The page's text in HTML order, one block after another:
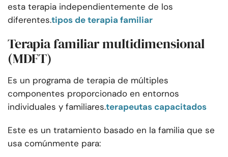
esta terapia independientemente de los
diferentes.tipos de terapia familiar
Terapia familiar multidimensional
(MDFT)
Es un programa de terapia de múltiples
componentes proporcionado en entornos
individuales y familiares.terapeutas capacitados
Este es un tratamiento basado en la familia que se
usa comúnmente para: